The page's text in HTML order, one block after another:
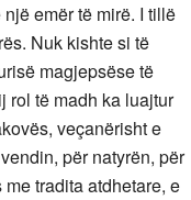
emër të mirë. I tillë
Nuk kishte si të
magjepsëse të
rol të madh ka luajtur
veçanërisht e
për natyrën, për
tradita atdhetare, e